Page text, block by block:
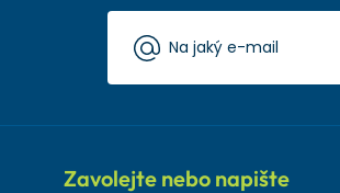
Zavolejte nebo napište